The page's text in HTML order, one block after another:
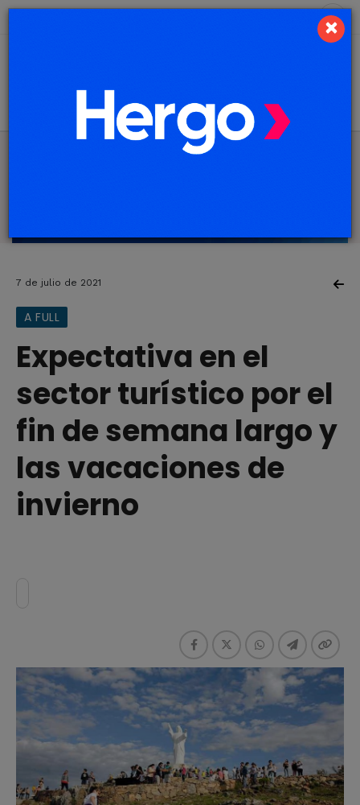
7 de julio de 2021
A FULL
Expectativa en el
sector turístico por el
fin de semana largo y
las vacaciones de
invierno
×